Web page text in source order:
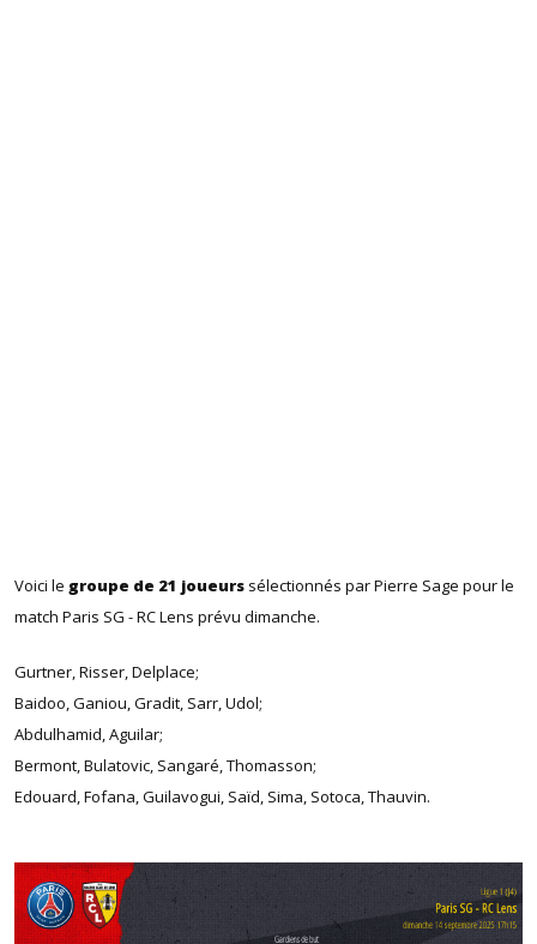
Voici le groupe de 21 joueurs sélectionnés par Pierre Sage pour le
match Paris SG - RC Lens prévu dimanche.
Gurtner, Risser, Delplace;
Baidoo, Ganiou, Gradit, Sarr, Udol;
Abdulhamid, Aguilar;
Bermont, Bulatovic, Sangaré, Thomasson;
Edouard, Fofana, Guilavogui, Saïd, Sima, Sotoca, Thauvin.